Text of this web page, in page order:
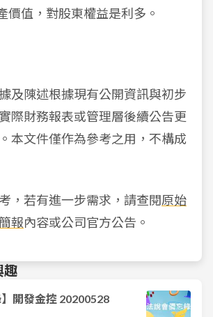
價值，對股東權益是利多。
及陳述根據現有公開資訊與初步
際財務報表或管理層後續公告更
本文件僅作為參考之用，不構成
，若有進一步需求，請查閱原始
報內容或公司官方公告。
趣
】開發金控 20200528